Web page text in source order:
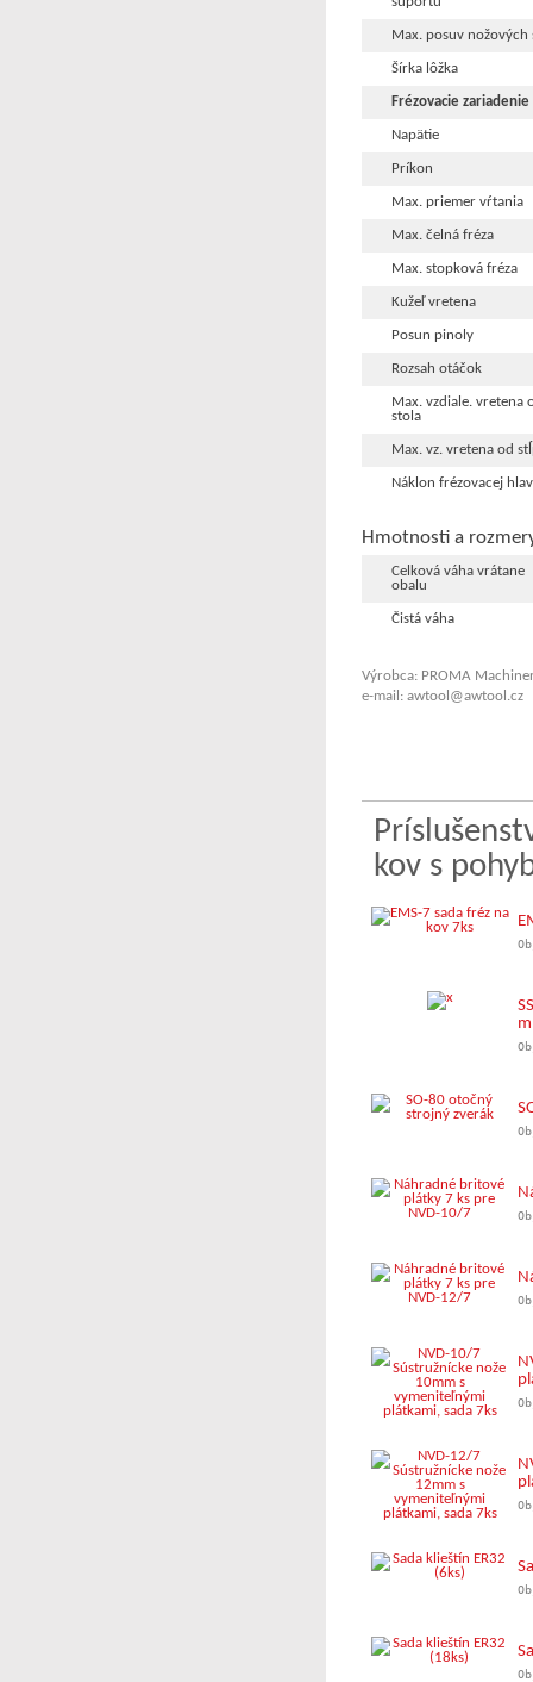
Max. posuv nožových
Šírka lôžka
Frézovacie zariadenie
Napätie
Príkon
Max. priemer vŕtania
Max. čelná fréza
Max. stopková fréza
Kužeľ vretena
Posun pinoly
Rozsah otáčok
Max. vzdiale. vretena
stola
Max. vz. vretena od
Náklon frézovacej
Hmotnosti a
Celková váha vrátane
obalu
Čistá váha
Výrobca: PROMA
e-mail: awtool@awtool.cz
kov s